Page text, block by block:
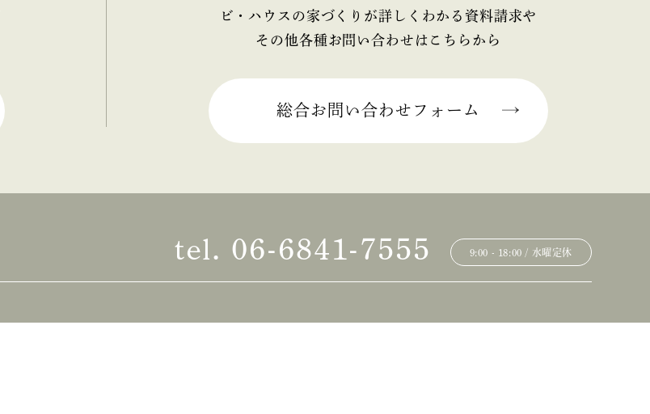
ビ・ハウスの家づくりが詳しくわかる資料請求や
その他各種お問い合わせはこちらから
総合お問い合わせフォーム
tel. 06-6841-7555 9:00 - 18:00 / 水曜定休